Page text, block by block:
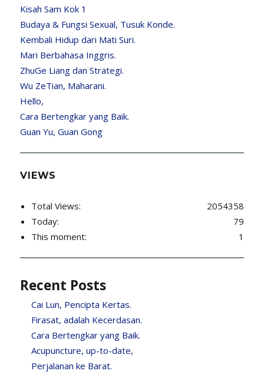
Kisah Sam Kok 1
Budaya & Fungsi Sexual, Tusuk Konde.
Kembali Hidup dari Mati Suri.
Mari Berbahasa Inggris.
ZhuGe Liang dan Strategi.
Wu ZeTian, Maharani.
Hello,
Cara Bertengkar yang Baik.
Guan Yu, Guan Gong
VIEWS
2054358
Total Views:
79
Today:
1
This moment:
Recent Posts
Cai Lun, Pencipta Kertas.
Firasat, adalah Kecerdasan.
Cara Bertengkar yang Baik.
Acupuncture, up-to-date,
Perjalanan ke Barat.